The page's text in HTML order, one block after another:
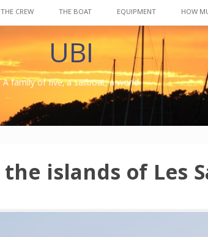
THE CREW THE BOAT EQUIPMENT HOW
UBI
A family of five, a sailboat, a world
islands of Les